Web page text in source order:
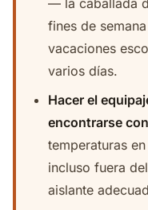
— la caballada
fines de
vacaciones
varios días.
Hacer el
encontrarse
temperaturas
incluso fuera
aislante